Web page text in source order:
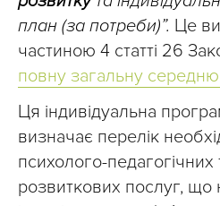
план (за потреби)”. Це
частиною 4 статті 26
повну загальну середню
Ця індивідуальна
визначає перелік
психолого-педагогічних
розвиткових послуг, що